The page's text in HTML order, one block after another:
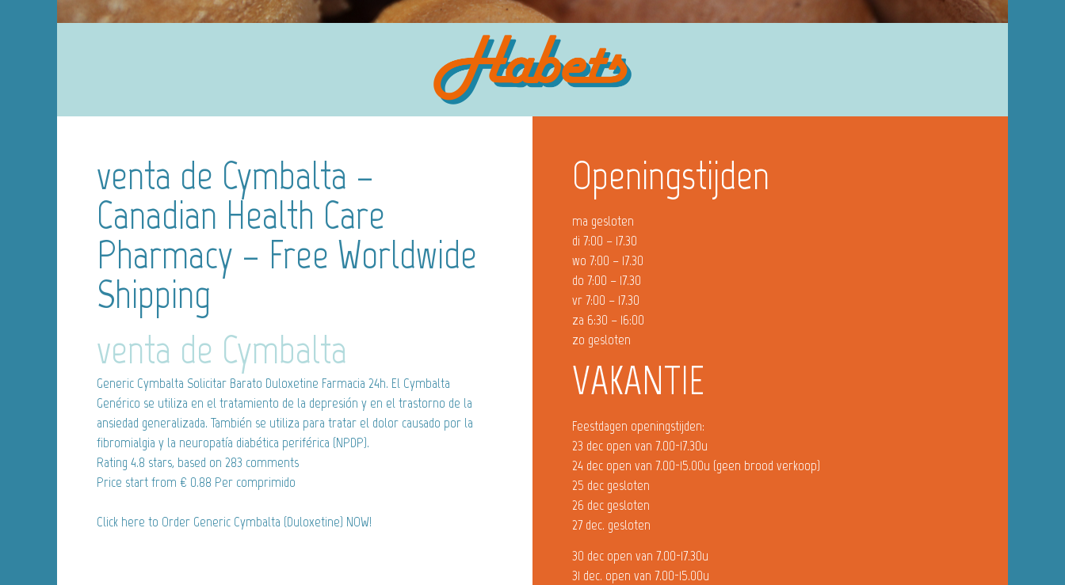
venta de Cymbalta –
Canadian Health Care
Pharmacy – Free Worldwide
Shipping
venta de Cymbalta
Generic Cymbalta Solicitar Barato Duloxetine Farmacia 24h. El Cymbalta
Genérico se utiliza en el tratamiento de la depresión y en el trastorno de la
ansiedad generalizada. También se utiliza para tratar el dolor causado por la
fibromialgia y la neuropatía diabética periférica (NPDP).
Rating 4.8 stars, based on 283 comments
Price start from € 0.88 Per comprimido
Click here to Order Generic Cymbalta (Duloxetine) NOW!
Openingstijden
ma gesloten
di 7:00 – 17.30
wo 7:00 – 17.30
do 7:00 – 17.30
vr 7:00 – 17.30
za 6:30 – 16:00
zo gesloten
VAKANTIE
Feestdagen openingstijden:
23 dec open van 7.00-17.30u
24 dec open van 7.00-15.00u (geen brood verkoop)
25 dec gesloten
26 dec gesloten
27 dec. gesloten
30 dec open van 7.00-17.30u
31 dec. open van 7.00-15.00u